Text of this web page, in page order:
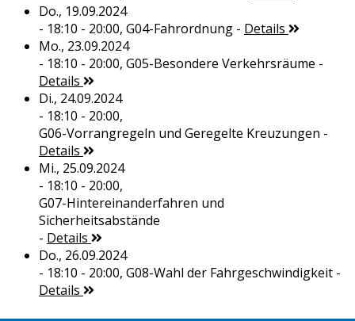
Do., 19.09.2024
- 18:10 - 20:00, G04-Fahrordnung- Details
Mo., 23.09.2024
- 18:10 - 20:00, G05-Besondere Verkehrsräume -
Details
Di., 24.09.2024
- 18:10 - 20:00,
G06-Vorrangregeln und Geregelte Kreuzungen -
Details
Mi., 25.09.2024
- 18:10 - 20:00,
G07-Hintereinanderfahren und
Sicherheitsabstände
- Details
Do., 26.09.2024
- 18:10 - 20:00, G08-Wahl der Fahrgeschwindigkeit-
Details